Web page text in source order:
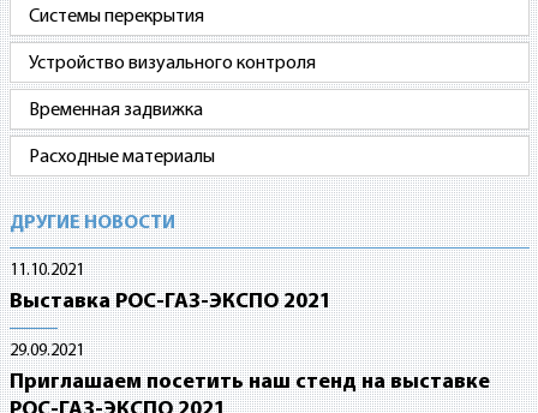
Системы перекрытия
Устройство визуального контроля
Временная задвижка
Расходные материалы
ДРУГИЕ НОВОСТИ
11.10.2021
Выставка РОС-ГАЗ-ЭКСПО 2021
29.09.2021
Приглашаем посетить наш стенд на выставке